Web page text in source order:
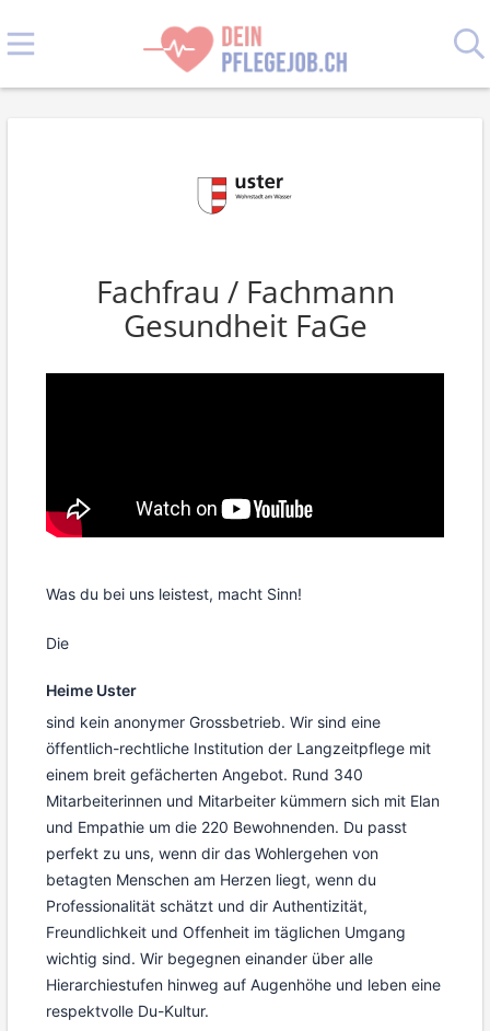
Fachfrau / Fachmann
Gesundheit FaGe
Was du bei uns leistest, macht Sinn!
Die
Heime Uster
sind kein anonymer Grossbetrieb. Wir sind eine
öffentlich-rechtliche Institution der Langzeitpflege mit
einem breit gefächerten Angebot. Rund 340
Mitarbeiterinnen und Mitarbeiter kümmern sich mit Elan
und Empathie um die 220 Bewohnenden. Du passt
perfekt zu uns, wenn dir das Wohlergehen von
betagten Menschen am Herzen liegt, wenn du
Professionalität schätzt und dir Authentizität,
Freundlichkeit und Offenheit im täglichen Umgang
wichtig sind. Wir begegnen einander über alle
Hierarchiestufen hinweg auf Augenhöhe und leben eine
respektvolle Du-Kultur.